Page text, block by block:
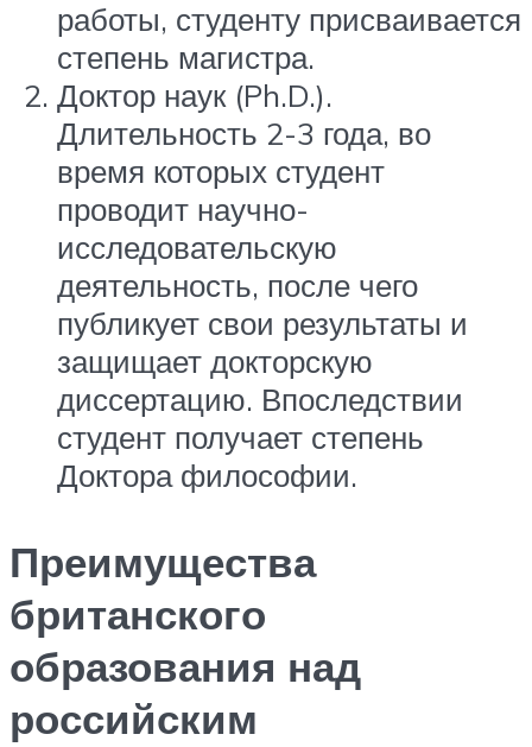
работы, студенту присваивается
степень магистра.
Доктор наук (Ph.D.).
Длительность 2-3 года, во
время которых студент
проводит научно-
исследовательскую
деятельность, после чего
публикует свои результаты и
защищает докторскую
диссертацию. Впоследствии
студент получает степень
Доктора философии.
Преимущества
британского
образования над
российским